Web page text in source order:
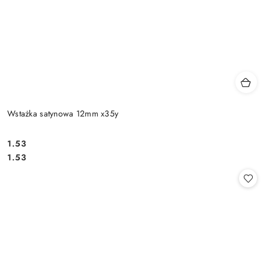
Wstażka satynowa 12mm x35y
Cena:
1.53
Cena:
1.53